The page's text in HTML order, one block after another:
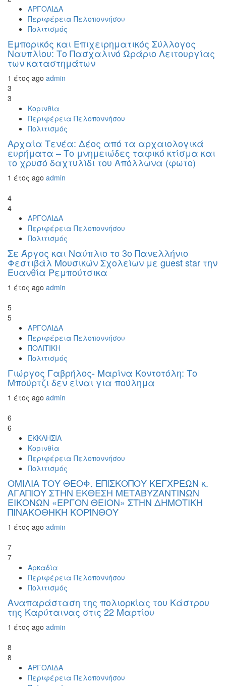
ΑΡΓΟΛΙΔΑ
Περιφέρεια Πελοποννήσου
Πολιτισμός
Εμπορικός και Επιχειρηματικός Σύλλογος
Ναυπλίου: Το Πασχαλινό Ωράριο Λειτουργίας
των καταστημάτων
1 έτος ago admin
3
3
Κορινθία
Περιφέρεια Πελοποννήσου
Πολιτισμός
Αρχαία Τενέα: Δέος από τα αρχαιολογικά
ευρήματα – Το μνημειώδες ταφικό κτίσμα και
το χρυσό δαχτυλίδι του Απόλλωνα (φωτο)
1 έτος ago admin
4
4
ΑΡΓΟΛΙΔΑ
Περιφέρεια Πελοποννήσου
Πολιτισμός
Σε Άργος και Ναύπλιο το 3ο Πανελλήνιο
Φεστιβάλ Μουσικών Σχολείων με guest star την
Ευανθία Ρεμπούτσικα
1 έτος ago admin
5
5
ΑΡΓΟΛΙΔΑ
Περιφέρεια Πελοποννήσου
ΠΟΛΙΤΙΚΗ
Πολιτισμός
Γιώργος Γαβρήλος- Μαρίνα Κοντοτόλη: Το
Μπούρτζι δεν είναι για πούλημα
1 έτος ago admin
6
6
ΕΚΚΛΗΣΙΑ
Κορινθία
Περιφέρεια Πελοποννήσου
Πολιτισμός
ΟΜΙΛΙΑ ΤΟΥ ΘΕΟΦ. ΕΠΙΣΚΟΠΟΥ ΚΕΓΧΡΕΩΝ κ.
ΑΓΑΠΙΟΥ ΣΤΗΝ ΕΚΘΕΣΗ ΜΕΤΑΒΥΖΑΝΤΙΝΩΝ
ΕΙΚΟΝΩΝ «ΕΡΓΟΝ ΘΕΙΟΝ» ΣΤΗΝ ΔΗΜΟΤΙΚΗ
ΠΙΝΑΚΟΘΗΚΗ ΚΟΡΊΝΘΟΥ
1 έτος ago admin
7
7
Αρκαδία
Περιφέρεια Πελοποννήσου
Πολιτισμός
Αναπαράσταση της πολιορκίας του Κάστρου
της Καρύταινας στις 22 Μαρτίου
1 έτος ago admin
8
8
ΑΡΓΟΛΙΔΑ
Περιφέρεια Πελοποννήσου